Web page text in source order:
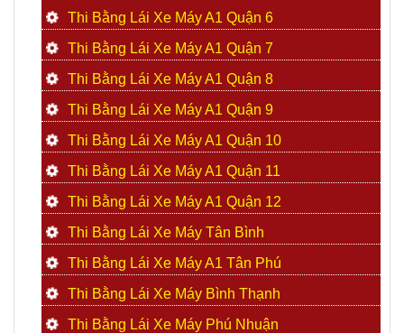
Thi Bằng Lái Xe Máy A1 Quận 6
Thi Bằng Lái Xe Máy A1 Quận 7
Thi Bằng Lái Xe Máy A1 Quận 8
Thi Bằng Lái Xe Máy A1 Quận 9
Thi Bằng Lái Xe Máy A1 Quận 10
Thi Bằng Lái Xe Máy A1 Quận 11
Thi Bằng Lái Xe Máy A1 Quận 12
Thi Bằng Lái Xe Máy Tân Bình
Thi Bằng Lái Xe Máy A1 Tân Phú
Thi Bằng Lái Xe Máy Bình Thạnh
Thi Bằng Lái Xe Máy Phú Nhuận